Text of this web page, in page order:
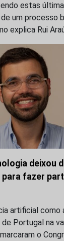
estas
um processo
explica Rui
deixou
fazer
artificial como
Portugal na
o